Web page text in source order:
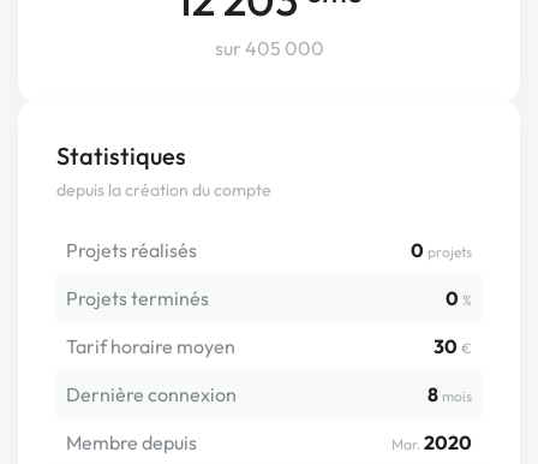
sur 405 000
Statistiques
depuis la création du compte
Projets réalisés 0 projets
Projets terminés 0 %
Tarif horaire moyen 30 €
Dernière connexion 8 mois
Membre depuis Mar. 2020